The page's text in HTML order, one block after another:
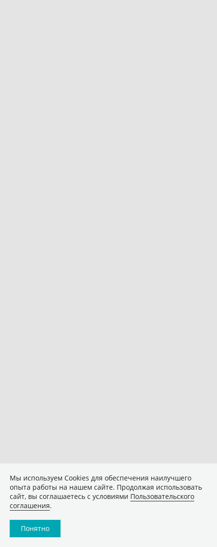
Мы используем Сookies для обеспечения наилучшего
опыта работы на нашем сайте. Продолжая использовать
сайт, вы соглашаетесь с условиями Пользовательского
соглашения.
Понятно